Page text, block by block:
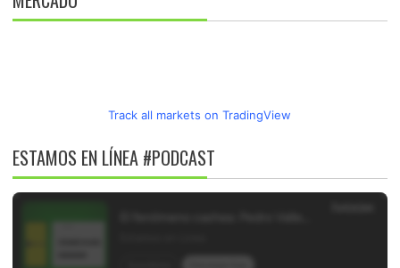
Track all markets on TradingView
ESTAMOS EN LÍNEA #PODCAST